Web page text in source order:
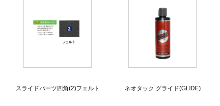
スライドパーツ四角(2)フェルト ネオタック グライド(GLIDE)